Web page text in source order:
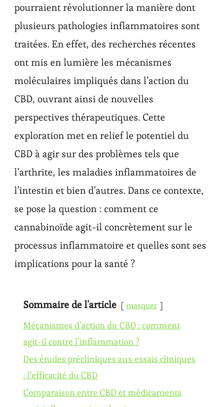
pourraient révolutionner la manière dont
plusieurs pathologies inflammatoires sont
traitées. En effet, des recherches récentes
ont mis en lumière les mécanismes
moléculaires impliqués dans l’action du
CBD, ouvrant ainsi de nouvelles
perspectives thérapeutiques. Cette
exploration met en relief le potentiel du
CBD à agir sur des problèmes tels que
l’arthrite, les maladies inflammatoires de
l’intestin et bien d’autres. Dans ce contexte,
se pose la question : comment ce
cannabinoïde agit-il concrètement sur le
processus inflammatoire et quelles sont ses
implications pour la santé ?
Sommaire de l'article masquer
Mécanismes d’action du CBD : comment
agit-il contre l’inflammation ?
Des études précliniques aux essais cliniques
: l’efficacité du CBD
Comparaison entre CBD et médicaments